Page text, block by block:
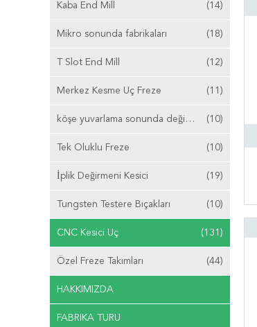
Kaba End Mill (14)
Mikro sonunda fabrikaları (18)
T Slot End Mill (12)
Merkez Kesme Uç Freze (11)
köşe yuvarlama sonunda değirmen (10)
Tek Oluklu Freze (10)
İplik Değirmeni Kesici (19)
Tungsten Testere Bıçakları (10)
CNC Kesici Uç (131)
Özel Freze Takımları (44)
HAKKIMIZDA
FABRIKA TURU